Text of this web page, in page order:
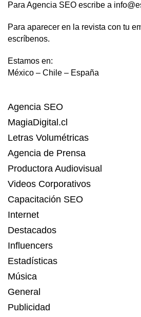
Para Agencia SEO escribe a
Para aparecer en la revista con tu
escríbenos.
Estamos en:
México – Chile – España
Agencia SEO
MagiaDigital.cl
Letras Volumétricas
Agencia de Prensa
Productora Audiovisual
Videos Corporativos
Capacitación SEO
Internet
Destacados
Influencers
Estadísticas
Música
General
Publicidad